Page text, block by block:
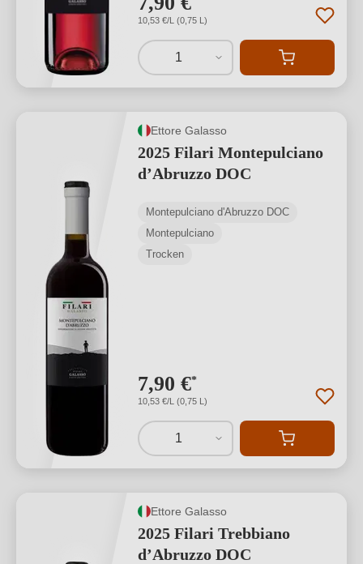
10,53 €/L (0,75 L)
1
Ettore Galasso
2025 Filari Montepulciano
d’Abruzzo DOC
Montepulciano d'Abruzzo DOC
Montepulciano
Trocken
7,90 €*
10,53 €/L (0,75 L)
1
Ettore Galasso
2025 Filari Trebbiano
d’Abruzzo DOC